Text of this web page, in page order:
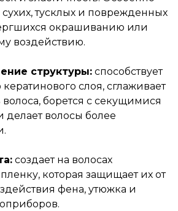
тусклых и поврежденных
окрашиванию или
воздействию.
структуры: способствует
слоя, сглаживает
волоса, борется с секущимися
делает волосы более
создает на волосах
которая защищает их от
фена, утюжка и